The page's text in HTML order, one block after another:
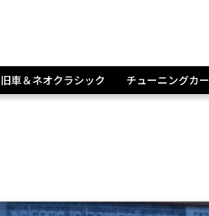
旧車＆ネオクラシック チューニングカー